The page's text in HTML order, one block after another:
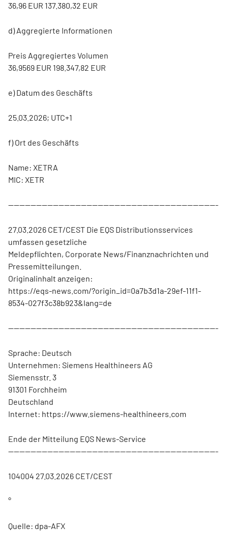
36,96 EUR 137.380,32 EUR
d) Aggregierte Informationen
Preis Aggregiertes Volumen
36,9569 EUR 198.347,82 EUR
e) Datum des Geschäfts
25.03.2026; UTC+1
f) Ort des Geschäfts
Name: XETRA
MIC: XETR
---------------------------------------------------------------------------
27.03.2026 CET/CEST Die EQS Distributionsservices
umfassen gesetzliche
Meldepflichten, Corporate News/Finanznachrichten und
Pressemitteilungen.
Originalinhalt anzeigen:
https://eqs-news.com/?origin_id=0a7b3d1a-29ef-11f1-
8534-027f3c38b923&lang=de
---------------------------------------------------------------------------
Sprache: Deutsch
Unternehmen: Siemens Healthineers AG
Siemensstr. 3
91301 Forchheim
Deutschland
Internet: https://www.siemens-healthineers.com
Ende der Mitteilung EQS News-Service
---------------------------------------------------------------------------
104004 27.03.2026 CET/CEST
°
Quelle: dpa-AFX